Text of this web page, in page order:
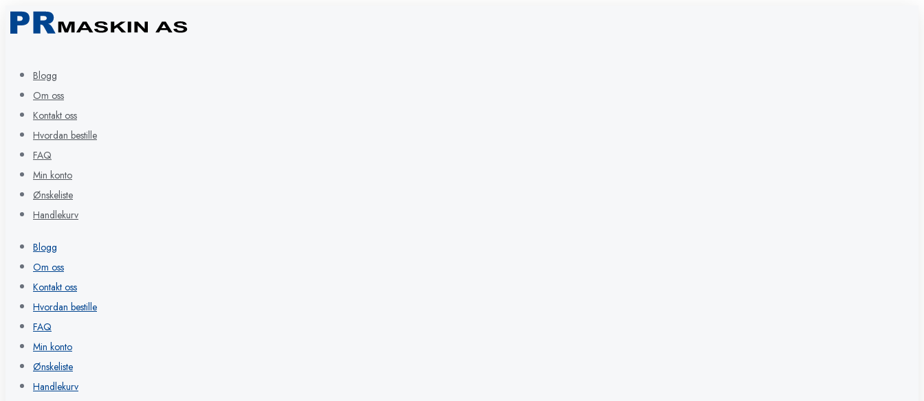
Blogg
Om oss
Kontakt oss
Hvordan bestille
FAQ
Min konto
Ønskeliste
Handlekurv
Blogg
Om oss
Kontakt oss
Hvordan bestille
FAQ
Min konto
Ønskeliste
Handlekurv